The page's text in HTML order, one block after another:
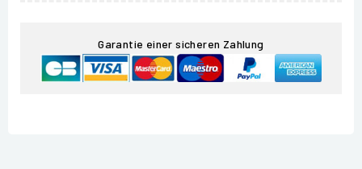
Garantie einer sicheren Zahlung